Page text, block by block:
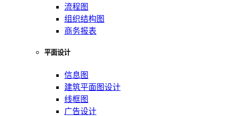
流程图
组织结构图
商务报表
平面设计
信息图
建筑平面图设计
线框图
广告设计